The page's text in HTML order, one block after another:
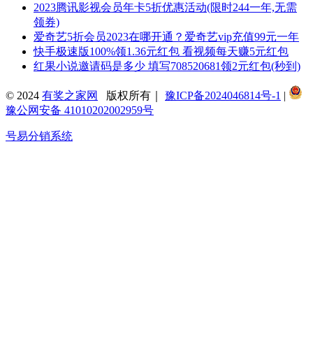
2023腾讯影视会员年卡5折优惠活动(限时244一年,无需
领券)
爱奇艺5折会员2023在哪开通？爱奇艺vip充值99元一年
快手极速版100%领1.36元红包 看视频每天赚5元红包
红果小说邀请码是多少 填写708520681领2元红包(秒到)
© 2024 有奖之家网 版权所有｜ 豫ICP备2024046814号-1 |
豫公网安备 41010202002959号
号易分销系统